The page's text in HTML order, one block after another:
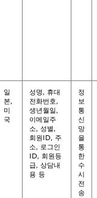
일
본,
미
국
성명, 휴대
전화번호,
생년월일,
이메일주
소, 성별,
회원ID, 주
소, 로그인
ID, 회원등
급, 상담내
용 등
정
보
통
신
망
을
통
한
수
시
전
송